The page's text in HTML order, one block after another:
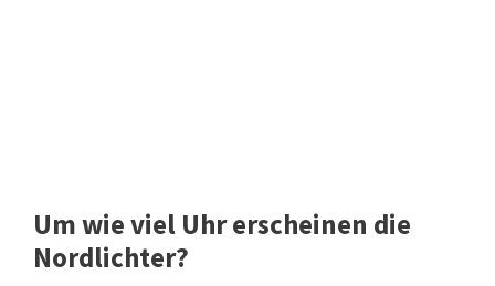
Um wie viel Uhr erscheinen die
Nordlichter?